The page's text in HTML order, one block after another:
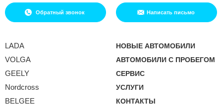
Обратный звонок Написать письмо
LADA
VOLGA
GEELY
Nordcross
BELGEE
НОВЫЕ АВТОМОБИЛИ
АВТОМОБИЛИ С ПРОБЕГОМ
СЕРВИС
УСЛУГИ
КОНТАКТЫ